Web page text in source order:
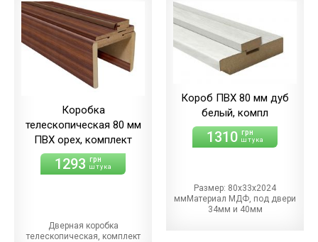
Коробка
телескопическая 80 мм
ПВХ орех, комплект
1293 грн
штука
Дверная коробка
телескопическая, комплект
Короб ПВХ 80 мм дуб
белый, компл
1310 грн
штука
Размер: 80х33х2024
ммМатериал МДФ, под двери
34мм и 40мм